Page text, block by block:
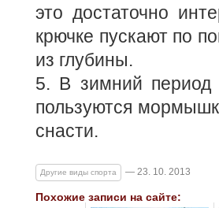
это достаточно
крючке пускают по
из глубины.
5. В зимний
пользуются
снасти.
Другие виды спорта — 23. 10. 2013
Похожие записи на сайте: